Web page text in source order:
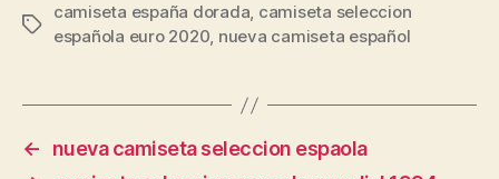
Etiquetas
camiseta españa dorada, camiseta seleccion
española euro 2020, nueva camiseta español
←
nueva camiseta seleccion espaola